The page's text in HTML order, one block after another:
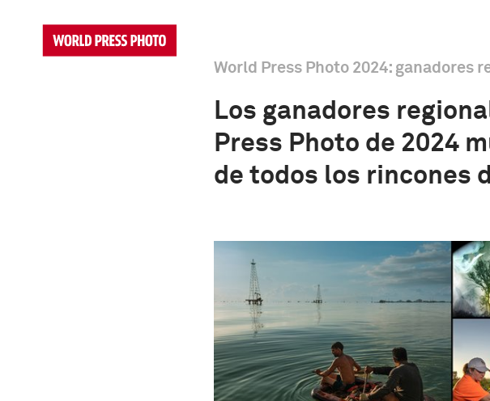
World Press Photo 2024: ganadores
Los ganadores
Press Photo de 2024
de todos los rincones